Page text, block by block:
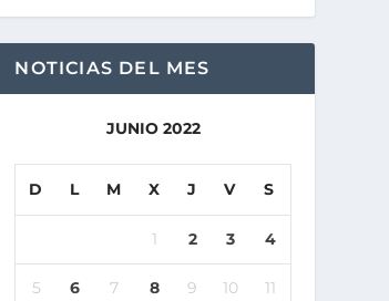
NOTICIAS DEL MES
JUNIO 2022
D L M X J V S
1 2 3 4
5 6 7 8 9 10 11